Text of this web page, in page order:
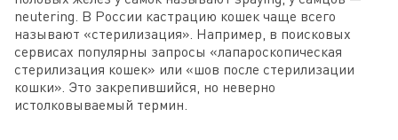
neutering. В России кастрацию кошек чаще всего
называют «стерилизация». Например, в поисковых
сервисах популярны запросы «лапароскопическая
стерилизация кошек» или «шов после стерилизации
кошки». Это закрепившийся, но неверно
истолковываемый термин.